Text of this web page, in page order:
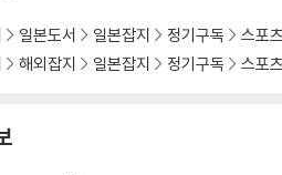
일본도서 일본잡지 정기구독
스포
해외잡지 일본잡지 정기구독 스포